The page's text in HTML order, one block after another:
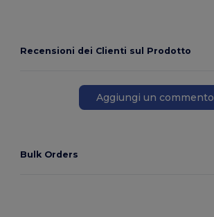
Recensioni dei Clienti sul Prodotto
Aggiungi un commento
Bulk Orders